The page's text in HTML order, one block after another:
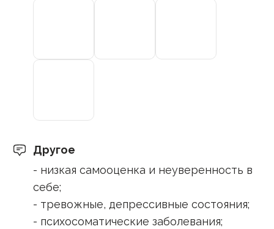
Другое
- низкая самооценка и неуверенность в
себе;
- тревожные, депрессивные состояния;
- психосоматические заболевания;